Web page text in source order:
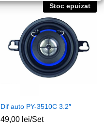
Stoc epuizat
Dif auto PY-3510C 3.2″
49,00 lei/Set